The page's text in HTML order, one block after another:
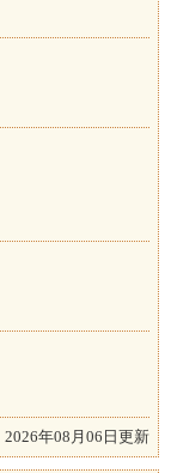
2026年08月06日更新